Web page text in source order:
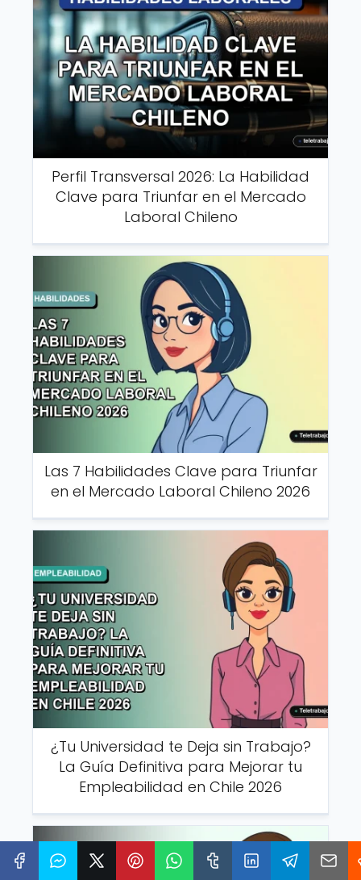
Perfil Transversal 2026: La Habilidad
Clave para Triunfar en el Mercado
Laboral Chileno
Las 7 Habilidades Clave para Triunfar
en el Mercado Laboral Chileno 2026
¿Tu Universidad te Deja sin Trabajo?
La Guía Definitiva para Mejorar tu
Empleabilidad en Chile 2026